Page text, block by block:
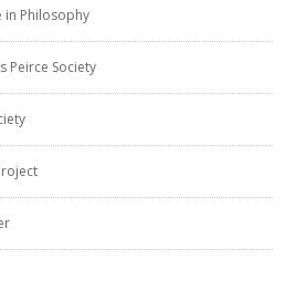
in Philosophy
Peirce Society